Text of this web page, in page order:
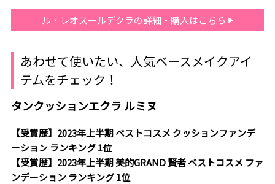
ル・レオスールデクラの詳細・購入はこちら
あわせて使いたい、人気ベースメイクアイ
テムをチェック！
タンクッションエクラ ルミヌ
【受賞歴】2023年上半期 ベストコスメ クッションファンデ
ーション ランキング 1位
【受賞歴】2023年上半期 美的GRAND 賢者 ベストコスメ ファ
ンデーション ランキング 1位